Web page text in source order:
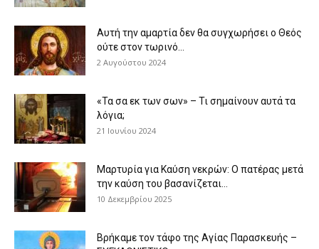
Αυτή την αμαρτία δεν θα συγχωρήσει ο Θεός
ούτε στον τωρινό...
2 Αυγούστου 2024
«Τα σα εκ των σων» – Τι σημαίνουν αυτά τα
λόγια;
21 Ιουνίου 2024
Μαρτυρία για Καύση νεκρών: Ο πατέρας μετά
την καύση του βασανίζεται...
10 Δεκεμβρίου 2025
Βρήκαμε τον τάφο της Αγίας Παρασκευής –